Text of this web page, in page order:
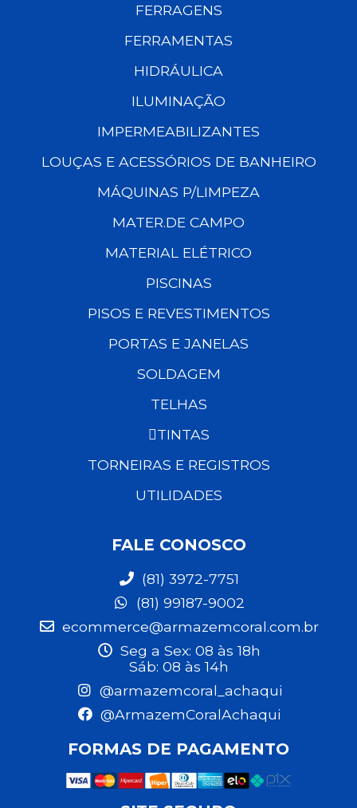
FERRAGENS
FERRAMENTAS
HIDRÁULICA
ILUMINAÇÃO
IMPERMEABILIZANTES
LOUÇAS E ACESSÓRIOS DE BANHEIRO
MÁQUINAS P/LIMPEZA
MATER.DE CAMPO
MATERIAL ELÉTRICO
PISCINAS
PISOS E REVESTIMENTOS
PORTAS E JANELAS
SOLDAGEM
TELHAS
TINTAS
TORNEIRAS E REGISTROS
UTILIDADES
FALE CONOSCO
(81) 3972-7751
(81) 99187-9002
ecommerce@armazemcoral.com.br
Seg a Sex: 08 às 18h
Sáb: 08 às 14h
@armazemcoral_achaqui
@ArmazemCoralAchaqui
FORMAS DE PAGAMENTO